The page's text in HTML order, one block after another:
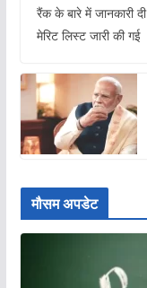
रैंक के बारे में जानकारी
मेरिट लिस्ट जारी की गई
मौसम अपडेट